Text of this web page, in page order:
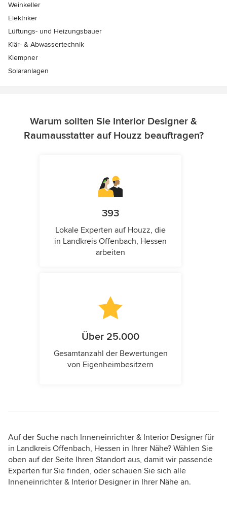
Weinkeller
Elektriker
Lüftungs- und Heizungsbauer
Klär- & Abwassertechnik
Klempner
Solaranlagen
Warum sollten Sie Interior Designer &
Raumausstatter auf Houzz beauftragen?
393
Lokale Experten auf Houzz, die
in Landkreis Offenbach, Hessen
arbeiten
Über 25.000
Gesamtanzahl der Bewertungen
von Eigenheimbesitzern
Auf der Suche nach Inneneinrichter & Interior Designer für
in Landkreis Offenbach, Hessen in Ihrer Nähe? Wählen Sie
oben auf der Seite Ihren Standort aus, damit wir passende
Experten für Sie finden, oder schauen Sie sich alle
Inneneinrichter & Interior Designer in Ihrer Nähe an.